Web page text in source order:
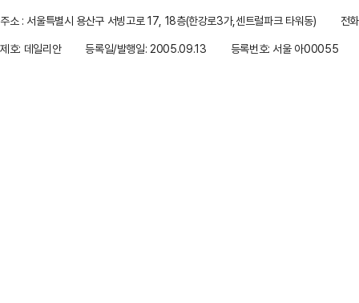
주소 : 서울특별시 용산구 서빙고로 17, 18층(한강로3가,센트럴파크 타워동)
전
제호: 데일리안
등록일/발행일: 2005.09.13 등록번호: 서울 아00055